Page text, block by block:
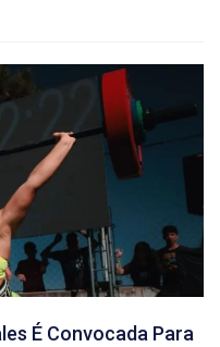
É Convocada Para